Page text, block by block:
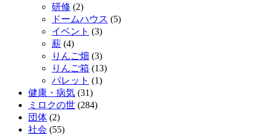
研修 (2)
ドームハウス (5)
イベント (3)
薪 (4)
りんご畑 (3)
りんご箱 (13)
パレット (1)
健康・病気 (31)
ミロクの世 (284)
団体 (2)
社会 (55)